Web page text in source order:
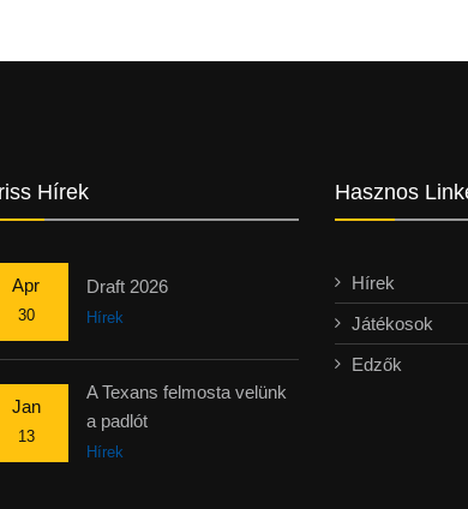
Hírek
Apr
30
Draft 2026
Hírek
Jan
13
A Texans felmosta velünk
a padlót
Hírek
Hasznos
Hírek
Játékosok
Edzők